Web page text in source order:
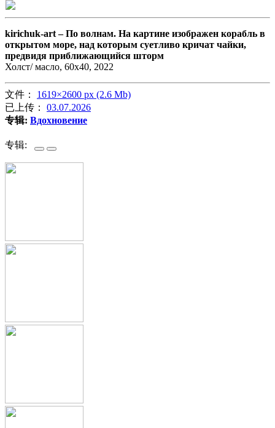
kirichuk-art –По волнам. На картине изображен корабль в
открытом море, над которым суетливо кричат чайки,
предвидя приближающийся шторм
Холст/ масло, 60х40, 2022
文件： 1619×2600 px (2.6 Mb)
已上传： 03.07.2026
专辑: Вдохновение
专辑: